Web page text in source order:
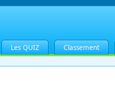
Les QUIZ Classement